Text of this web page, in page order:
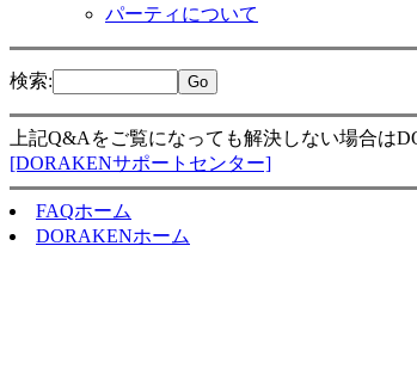
パーティについて
検索:
上記Q&Aをご覧になっても解決しない場合は
[DORAKENサポートセンター]
FAQホーム
DORAKENホーム